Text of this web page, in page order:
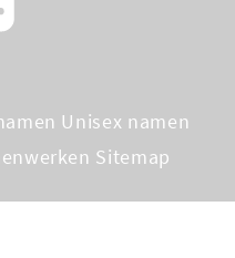
Unisex namen
Sitemap